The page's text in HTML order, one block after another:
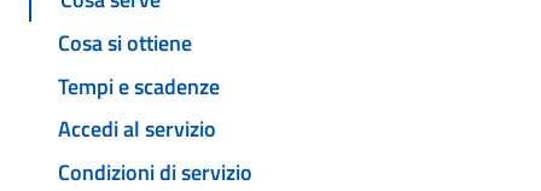
Cosa si ottiene
Tempi e scadenze
Accedi al servizio
Condizioni di servizio